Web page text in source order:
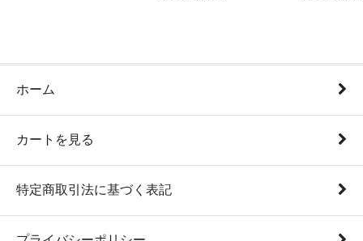
ホーム
カートを見る
特定商取引法に基づく表記